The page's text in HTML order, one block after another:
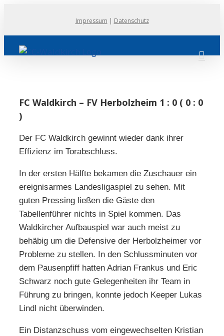
springen
Impressum | Datenschutz
FC Waldkirch – FV Herbolzheim 1 : 0 ( 0 : 0
)
Der FC Waldkirch gewinnt wieder dank ihrer
Effizienz im Torabschluss.
In der ersten Hälfte bekamen die Zuschauer ein
ereignisarmes Landesligaspiel zu sehen. Mit
guten Pressing ließen die Gäste den
Tabellenführer nichts in Spiel kommen. Das
Waldkircher Aufbauspiel war auch meist zu
behäbig um die Defensive der Herbolzheimer vor
Probleme zu stellen. In den Schlussminuten vor
dem Pausenpfiff hatten Adrian Frankus und Eric
Schwarz noch gute Gelegenheiten ihr Team in
Führung zu bringen, konnte jedoch Keeper Lukas
Lindl nicht überwinden.
Ein Distanzschuss vom eingewechselten Kristian